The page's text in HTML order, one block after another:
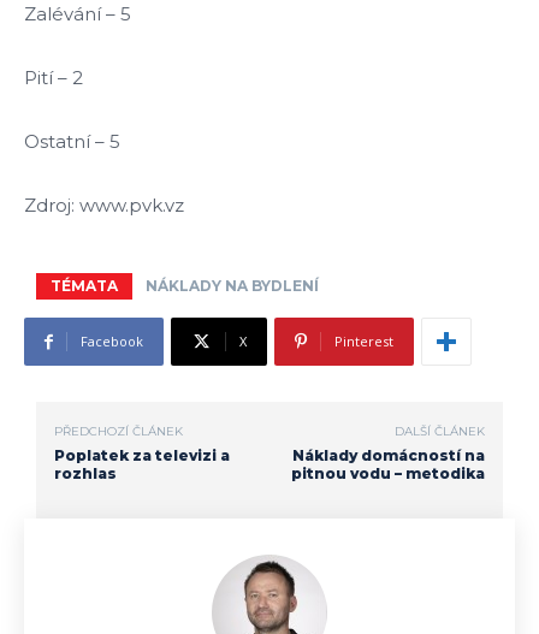
Zalévání – 5
Pití – 2
Ostatní – 5
Zdroj: www.pvk.vz
TÉMATA NÁKLADY NA BYDLENÍ
Facebook X Pinterest
PŘEDCHOZÍ ČLÁNEK
Poplatek za televizi a
rozhlas
DALŠÍ ČLÁNEK
Náklady domácností na
pitnou vodu – metodika